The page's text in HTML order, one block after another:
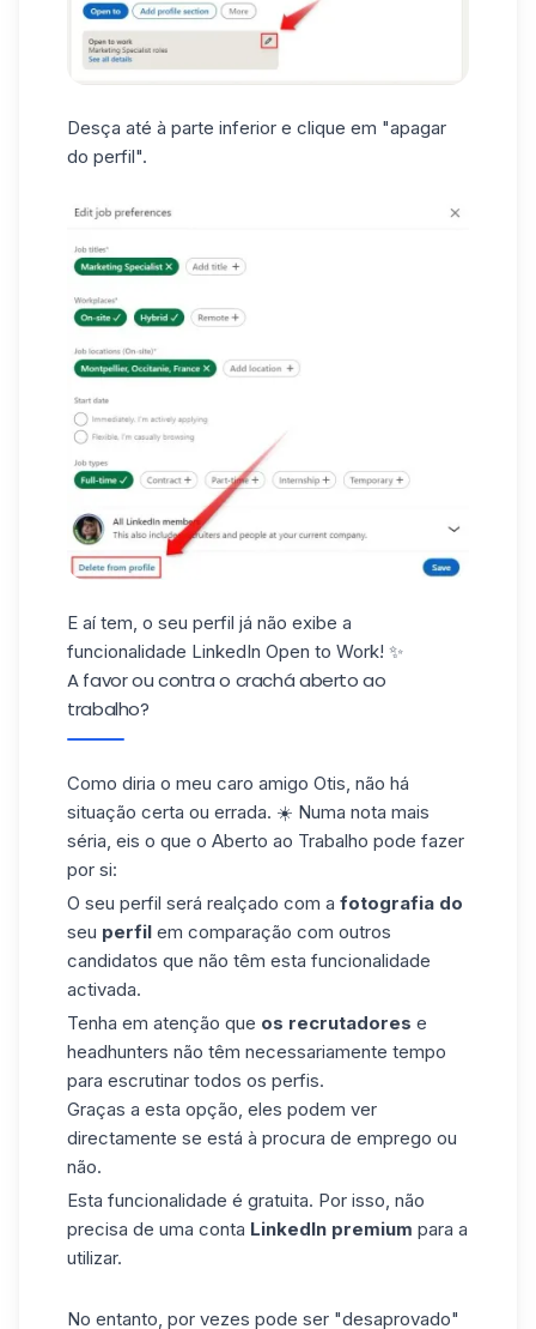
Desça até à parte inferior e clique em "apagar
do perfil".
E aí tem, o seu perfil já não exibe a
funcionalidade LinkedIn Open to Work! ✨
A favor ou contra o crachá aberto ao
trabalho?
Como diria o meu caro amigo Otis, não há
situação certa ou errada. ☀️ Numa nota mais
séria, eis o que o Aberto ao Trabalho pode fazer
por si:
O seu perfil será realçado com a fotografia do
seu perfil em comparação com outros
candidatos que não têm esta funcionalidade
activada.
Tenha em atenção que os recrutadores e
headhunters não têm necessariamente tempo
para escrutinar todos os perfis.
Graças a esta opção, eles podem ver
directamente se está à procura de emprego ou
não.
Esta funcionalidade é gratuita. Por isso, não
precisa de uma conta LinkedIn premium para a
utilizar.
No entanto, por vezes pode ser "desaprovado"